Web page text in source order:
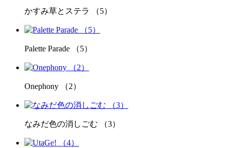
かすみ草とステラ （5）
Palette Parade （5）
Onephony （2）
なみだ色の消しごむ （3）